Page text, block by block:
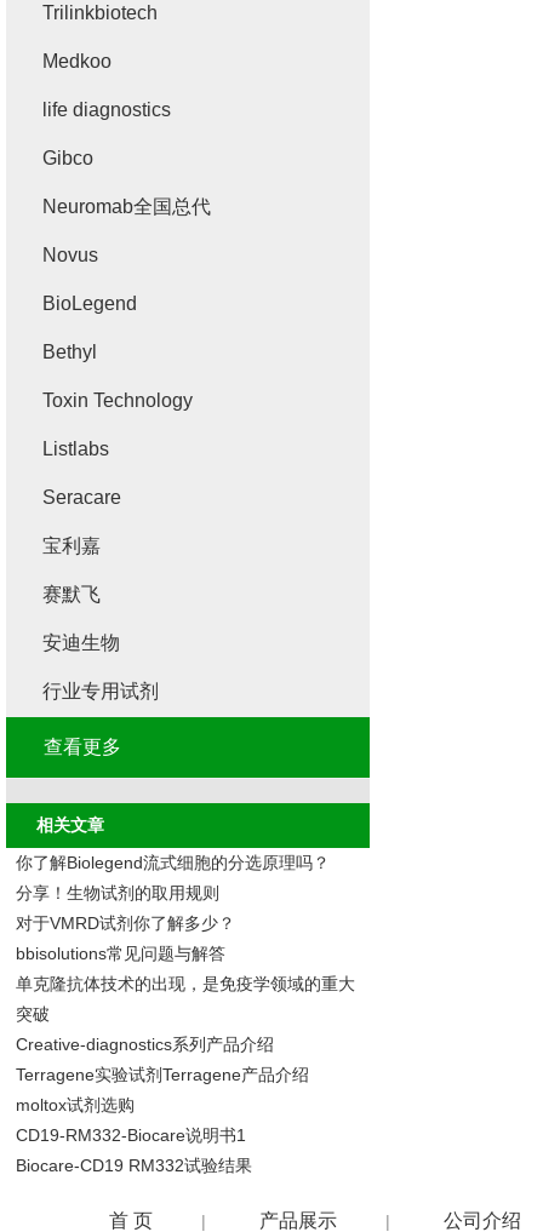
Trilinkbiotech
Medkoo
life diagnostics
Gibco
Neuromab全国总代
Novus
BioLegend
Bethyl
Toxin Technology
Listlabs
Seracare
宝利嘉
赛默飞
安迪生物
行业专用试剂
查看更多
相关文章
你了解Biolegend流式细胞的分选原理吗？
分享！生物试剂的取用规则
对于VMRD试剂你了解多少？
bbisolutions常见问题与解答
单克隆抗体技术的出现，是免疫学领域的重大
突破
Creative-diagnostics系列产品介绍
Terragene实验试剂Terragene产品介绍
moltox试剂选购
CD19-RM332-Biocare说明书1
Biocare-CD19 RM332试验结果
首 页 | 产品展示 | 公司介绍